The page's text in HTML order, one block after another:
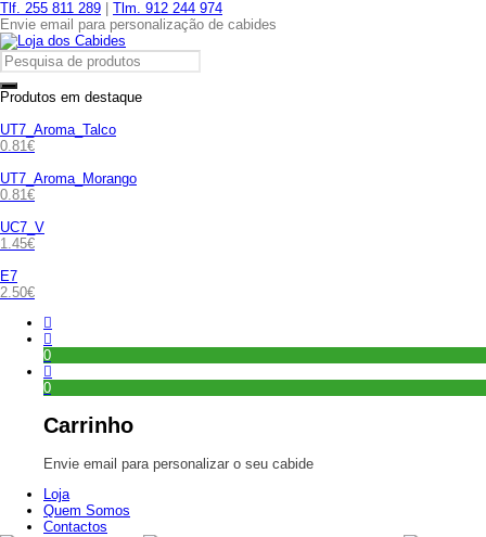
Tlf. 255 811 289
Tlm. 912 244 974
Envie email para personalização de cabides
Produtos em destaque
UT7_Aroma_Talco
0.81€
UT7_Aroma_Morango
0.81€
UC7_V
1.45€
E7
2.50€
0
0
Carrinho
Envie email para personalizar o seu cabide
Loja
Quem Somos
Contactos